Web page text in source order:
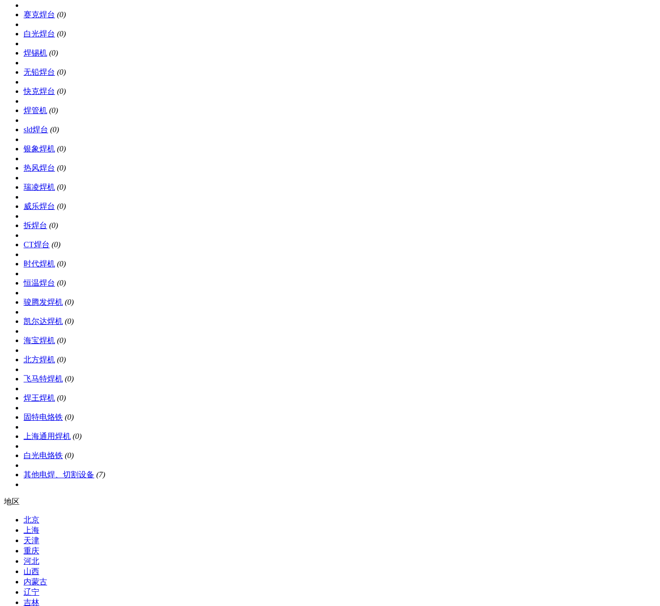
赛克焊台 (0)
白光焊台 (0)
焊锡机 (0)
无铅焊台 (0)
快克焊台 (0)
焊管机 (0)
sld焊台 (0)
银象焊机 (0)
热风焊台 (0)
瑞凌焊机 (0)
威乐焊台 (0)
拆焊台 (0)
CT焊台 (0)
时代焊机 (0)
恒温焊台 (0)
骏腾发焊机 (0)
凯尔达焊机 (0)
海宝焊机 (0)
北方焊机 (0)
飞马特焊机 (0)
焊王焊机 (0)
固特电烙铁 (0)
上海通用焊机 (0)
白光电烙铁 (0)
其他电焊、切割设备 (7)
地区
北京
上海
天津
重庆
河北
山西
内蒙古
辽宁
吉林